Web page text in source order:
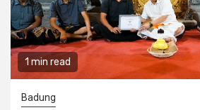
1 min read
Badung